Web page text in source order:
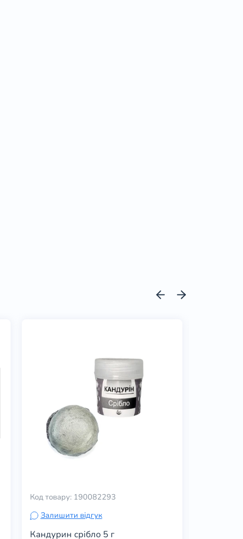
Код товару: 190082293
Залишити відгук
Кандурин срібло 5 г